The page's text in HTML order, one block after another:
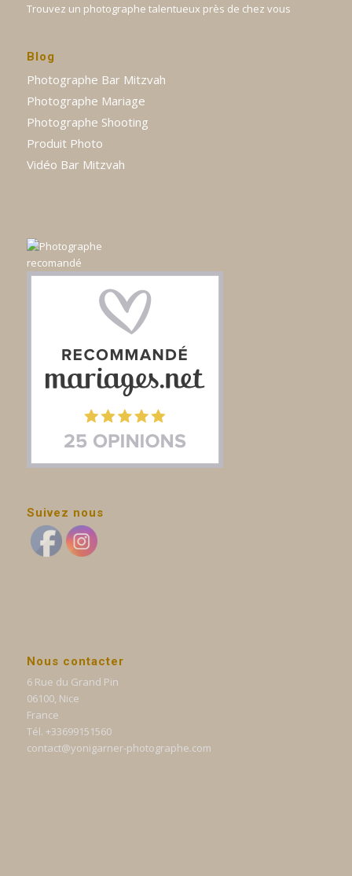
Trouvez un photographe talentueux près de chez vous
Blog
Photographe Bar Mitzvah
Photographe Mariage
Photographe Shooting
Produit Photo
Vidéo Bar Mitzvah
Suivez nous
Nous contacter
6 Rue du Grand Pin
06100, Nice
France
Tél. +33699151560
contact@yonigarner-photographe.com